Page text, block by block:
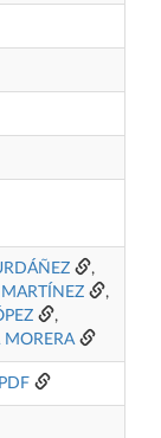
,
,
,
MORERA